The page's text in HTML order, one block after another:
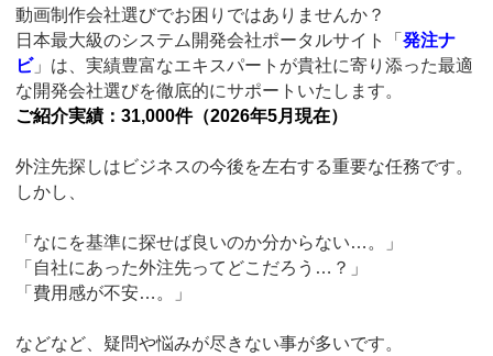
動画制作会社選びでお困りではありませんか？
日本最大級のシステム開発会社ポータルサイト「 発注ナ
ビ」は、実績豊富なエキスパートが貴社に寄り添った最適
な開発会社選びを徹底的にサポートいたします。
ご紹介実績：31,000件（2026年5月現在）
外注先探しはビジネスの今後を左右する重要な任務です。
しかし、
「なにを基準に探せば良いのか分からない…。」
「自社にあった外注先ってどこだろう…？」
「費用感が不安…。」
などなど、疑問や悩みが尽きない事が多いです。